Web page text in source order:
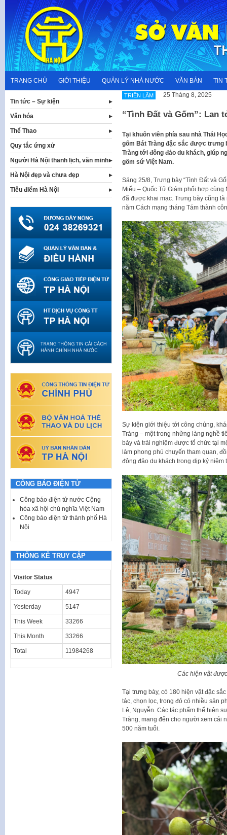
content
TRANG CHỦ GIỚI THIỆU QUẢN LÝ NHÀ NƯỚC VĂN BẢN TIN
TRIỂN LÃM 25 Tháng 8, 2025
“Tình Đất và Gốm”: Lan
Tại khuôn viên phía sau nhà Thái
gốm Bát Tràng đặc sắc được trưng
Tràng tới đông đảo du khách, giúp
gốm sứ Việt Nam.
Sáng 25/8, Trưng bày “Tình Đất và
Miếu – Quốc Tử Giám phối hợp
đã được khai mạc. Trưng bày cũng
năm Cách mạng tháng Tám thành
Sự kiện giới thiệu tới công chúng,
Tràng – một trong những làng nghề
bày và trải nghiệm được tổ chức tại
làm phong phú chuyến tham quan,
đông đảo du khách trong dịp kỷ niệm
Các hiện vật
Tại trưng bày, có 180 hiện vật đặc
tác, chọn lọc, trong đó có nhiều sản
Lê, Nguyễn. Các tác phẩm thể hiện
Tràng, mang đến cho người xem cái
500 năm tuổi.
Tin tức – Sự kiện
Văn hóa
Thể Thao
Quy tắc ứng xử
Người Hà Nội thanh lịch, văn minh
Hà Nội đẹp và chưa đẹp
Tiêu điểm Hà Nội
CÔNG BÁO ĐIỆN TỬ
Công báo điện tử nước Cộng
hòa xã hội chủ nghĩa Việt Nam
Công báo điện tử thành phố Hà
Nội
THỐNG KÊ TRUY CẬP
Visitor Status
Today 4947
Yesterday 5147
This Week 33266
This Month 33266
Total 11984268